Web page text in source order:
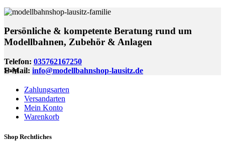
Persönliche & kompetente Beratung rund um
Modellbahnen, Zubehör & Anlagen
Telefon: 035762167250
E-Mail: info@modellbahnshop-lausitz.de
Shop
Zahlungsarten
Versandarten
Mein Konto
Warenkorb
Shop Rechtliches